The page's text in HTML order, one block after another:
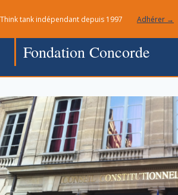
au
contenu
Think tank indépendant depuis 1997 Adhérer →
Fondation Concorde